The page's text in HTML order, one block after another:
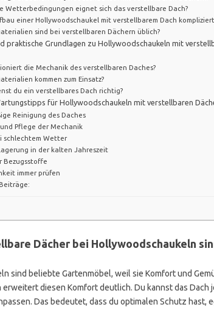
Wetterbedingungen eignet sich das verstellbare Dach?
einer Hollywoodschaukel mit verstellbarem Dach
sind bei verstellbaren Dächern üblich?
praktische Grundlagen zu Hollywoodschaukeln mit
die Mechanik des verstellbaren Daches?
kommen zum Einsatz?
du ein verstellbares Dach richtig?
für Hollywoodschaukeln mit verstellbaren
Reinigung des Daches
Pflege der Mechanik
schlechtem Wetter
in der kalten Jahreszeit
Bezugsstoffe
immer prüfen
Dächer bei Hollywoodschaukeln
sind beliebte Gartenmöbel, weil sie Komfort und
diesen Komfort deutlich. Du kannst das Dach
Das bedeutet, dass du optimalen Schutz hast,